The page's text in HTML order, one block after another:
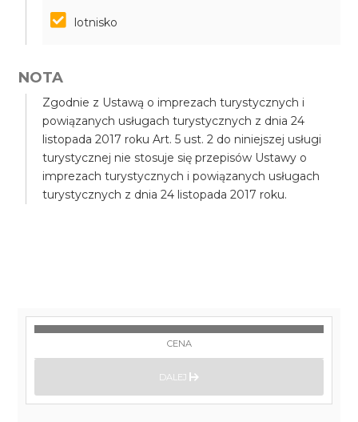
lotnisko
NOTA
Zgodnie z Ustawą o imprezach turystycznych i
powiązanych usługach turystycznych z dnia 24
listopada 2017 roku Art. 5 ust. 2 do niniejszej usługi
turystycznej nie stosuje się przepisów Ustawy o
imprezach turystycznych i powiązanych usługach
turystycznych z dnia 24 listopada 2017 roku.
CENA
DALEJ